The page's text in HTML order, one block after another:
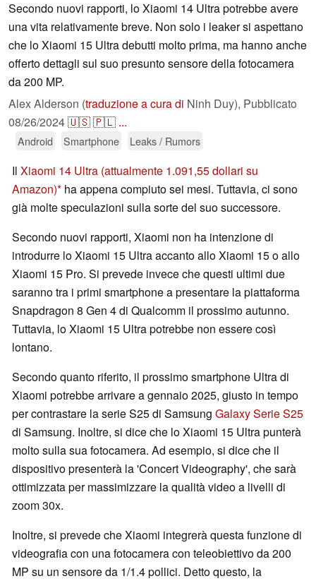
Secondo nuovi rapporti, lo Xiaomi 14 Ultra potrebbe avere
una vita relativamente breve. Non solo i leaker si aspettano
che lo Xiaomi 15 Ultra debutti molto prima, ma hanno anche
offerto dettagli sul suo presunto sensore della fotocamera
da 200 MP.
Alex Alderson (traduzione a cura di Ninh Duy), Pubblicato
08/26/2024🇺🇸🇵🇱 ...
Android Smartphone Leaks / Rumors
Il Xiaomi 14 Ultra (attualmente 1.091,55 dollari su
Amazon) ha appena compiuto sei mesi. Tuttavia, ci sono
già molte speculazioni sulla sorte del suo successore.
Secondo nuovi rapporti, Xiaomi non ha intenzione di
introdurre lo Xiaomi 15 Ultra accanto allo Xiaomi 15 o allo
Xiaomi 15 Pro. Si prevede invece che questi ultimi due
saranno tra i primi smartphone a presentare la piattaforma
Snapdragon 8 Gen 4 di Qualcomm il prossimo autunno.
Tuttavia, lo Xiaomi 15 Ultra potrebbe non essere così
lontano.
Secondo quanto riferito, il prossimo smartphone Ultra di
Xiaomi potrebbe arrivare a gennaio 2025, giusto in tempo
per contrastare la serie S25 di Samsung Galaxy Serie S25
di Samsung. Inoltre, si dice che lo Xiaomi 15 Ultra punterà
molto sulla sua fotocamera. Ad esempio, si dice che il
dispositivo presenterà la 'Concert Videography', che sarà
ottimizzata per massimizzare la qualità video a livelli di
zoom 30x.
Inoltre, si prevede che Xiaomi integrerà questa funzione di
videografia con una fotocamera con teleobiettivo da 200
MP su un sensore da 1/1.4 pollici. Detto questo, la